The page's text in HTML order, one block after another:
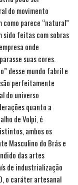
do movimento
como parece “natural”
sido feitas com sobras
onde
suas cores.
desse mundo fabril e
perfeitamente
do universo
quanto a
de Volpi, é
ambos os
Masculino do Brás e
das artes
de industrialização
o caráter artesanal